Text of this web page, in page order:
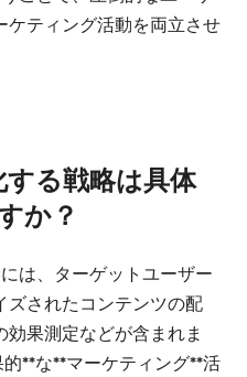
ケティング活動を両立させ
る戦略は具体
か？
は、ターゲットユーザー
ズされたコンテンツの配
果測定などが含まれま
**な**マーケティング**活